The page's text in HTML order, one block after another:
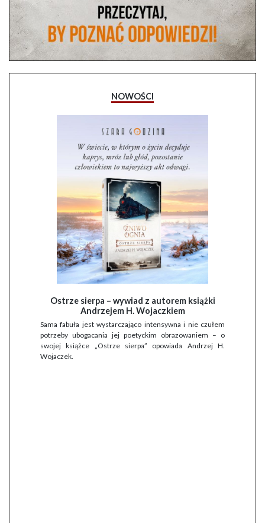
NOWOŚCI
Ostrze sierpa – wywiad z autorem książki
Andrzejem H. Wojaczkiem
Sama fabuła jest wystarczająco intensywna i nie czułem
potrzeby ubogacania jej poetyckim obrazowaniem – o
swojej książce „Ostrze sierpa” opowiada Andrzej H.
Wojaczek.